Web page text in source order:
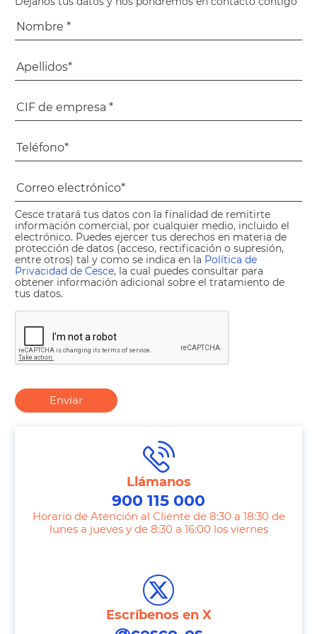
Llámanos
900 115 000
Horario de Atención al Cliente de 8:30 a 18:30 de
lunes a jueves y de 8:30 a 16:00 los viernes
Escríbenos en X
Cesce tratará tus datos con la finalidad de remitirte
información comercial, por cualquier medio, incluido el
electrónico. Puedes ejercer tus derechos en materia de
protección de datos (acceso, rectificación o supresión,
entre otros) tal y como se indica en la Política de
Privacidad de Cesce, la cual puedes consultar para
obtener información adicional sobre el tratamiento de
tus datos.
Enviar